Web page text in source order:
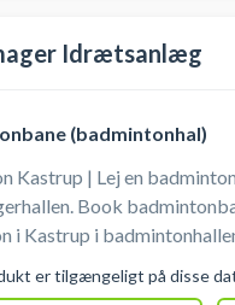
Idrætsanlæg
(badmintonhal)
Kastrup | Lej en
Book
i Kastrup i
og bolde. Der er mulighed for at købe
er tilgængeligt på disse